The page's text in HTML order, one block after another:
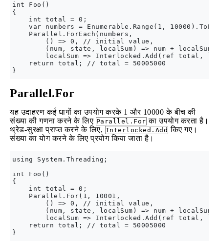
int Foo()
{
    int total = 0;
var numbers = Enumerable.Range(1,
    Parallel.ForEach(numbers,
        () => 0, // initial value,
        (num, state, localSum) => num + localSum,
localSum => Interlocked.Add(ref total,
    return total; // total = 50005000
Parallel.For
यह उदाहरण कई धागों का उपयोग करके 1 और 10000 के बीच की
संख्या की गणना करने के लिए Parallel.For का उपयोग करता है।
थ्रेड-सुरक्षा प्राप्त करने के लिए, Interlocked.Add किए गए।
संख्या का योग करने के लिए प्रयोग किया जाता है।
using System.Threading;
int Foo()
{
    int total = 0;
    Parallel.For(1, 10001,
        () => 0, // initial value,
        (num, state, localSum) => num + localSum,
localSum => Interlocked.Add(ref total,
    return total; // total = 50005000